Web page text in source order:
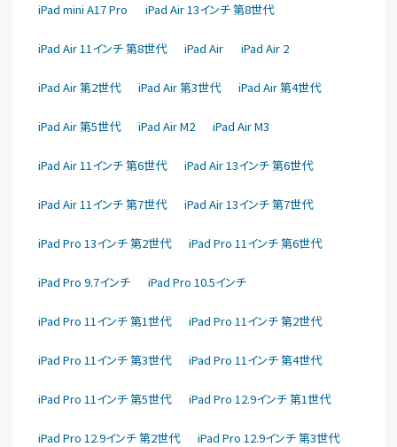
iPad mini A17 Pro iPad Air 13インチ 第8世代
iPad Air 11インチ 第8世代 iPad Air iPad Air 2
iPad Air 第2世代 iPad Air 第3世代 iPad Air 第4世代
iPad Air 第5世代 iPad Air M2 iPad Air M3
iPad Air 11インチ 第6世代 iPad Air 13インチ 第6世代
iPad Air 11インチ 第7世代 iPad Air 13インチ 第7世代
iPad Pro 13インチ 第2世代 iPad Pro 11インチ 第6世代
iPad Pro 9.7インチ iPad Pro 10.5インチ
iPad Pro 11インチ 第1世代 iPad Pro 11インチ 第2世代
iPad Pro 11インチ 第3世代 iPad Pro 11インチ 第4世代
iPad Pro 11インチ 第5世代 iPad Pro 12.9インチ 第1世代
iPad Pro 12.9インチ 第2世代 iPad Pro 12.9インチ 第3世代